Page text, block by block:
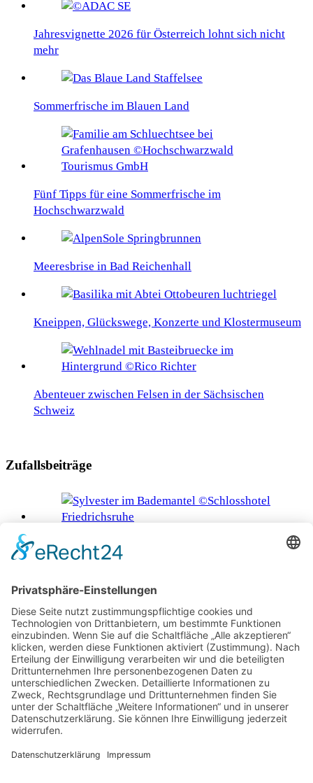
Jahresvignette 2026 für Österreich lohnt sich nicht
mehr
Sommerfrische im Blauen Land
Fünf Tipps für eine Sommerfrische im
Hochschwarzwald
Meeresbrise in Bad Reichenhall
Kneippen, Glückswege, Konzerte und Klostermuseum
Abenteuer zwischen Felsen in der Sächsischen
Schweiz
Zufallsbeiträge
Silvester im Bademantel
Die Vogesen im Unesco-Welterbe
Entspannung zwischen Wald und Wasser im
Herzogtum Lauenburg